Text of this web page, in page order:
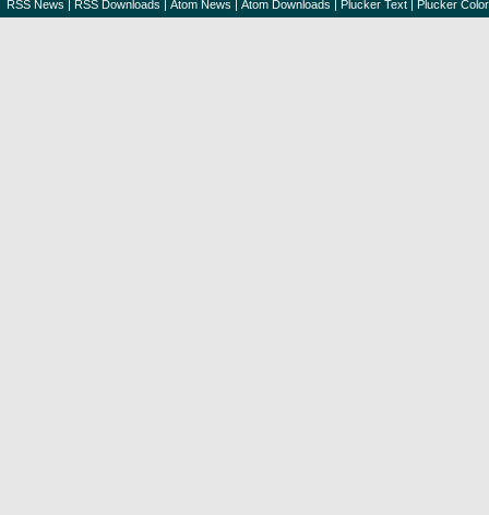
RSS News | RSS Downloads | Atom News | Atom Downloads | Plucker Text | Plucker Color